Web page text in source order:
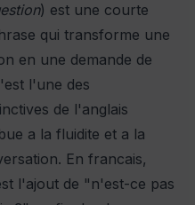
) est une courte
qui transforme une
en une demande de
l'une des
de l'anglais
a la fluidite et a la
En francais,
l'ajout de "n'est-ce pas